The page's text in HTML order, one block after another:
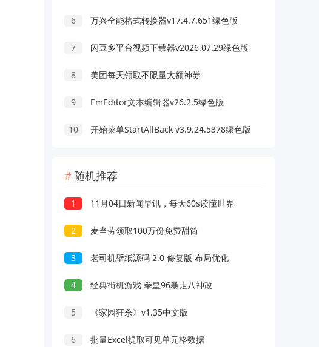
6 万兴全能格式转换器v17.4.7.651绿色版
7 闪豆多平台视频下载器v2026.07.29绿色版
8 美团每天领取不限量大额神券
9 EmEditor文本编辑器v26.2.5绿色版
10 开始菜单StartAllBack v3.9.24.5378绿色版
随机推荐
1 11月04日新闻早讯，每天60s读懂世界
2 麦当劳领取100万份免费甜筒
3 老司机壁纸源码 2.0 修复版 布局优化
4 经典街机游戏 拳皇96暴走八神改
5 《家园狂杀》v1.35中文版
6 批量Excel提取可见单元格数据